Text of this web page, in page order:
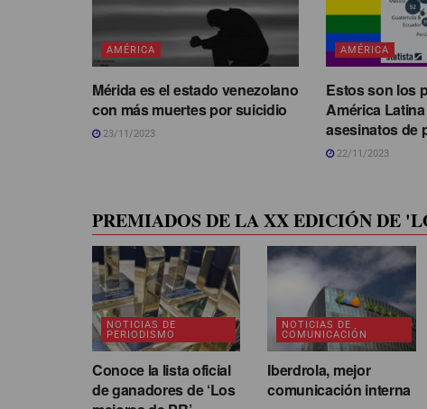
AMÉRICA
Mérida es el estado venezolano
con más muertes por suicidio
23/11/2023
AMÉRICA
Estos son los
América
asesinatos de
22/11/2023
PREMIADOS DE LA XX EDICIÓN DE
NOTICIAS DE
PERIODISMO
Conoce la lista oficial
de ganadores de ‘Los
NOTICIAS DE
COMUNICACIÓN
Iberdrola, mejor
comunicación interna